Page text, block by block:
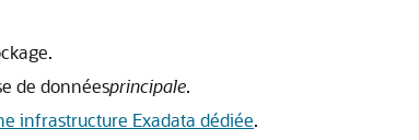
de donnéesprincipale.
infrastructure Exadata dédiée.